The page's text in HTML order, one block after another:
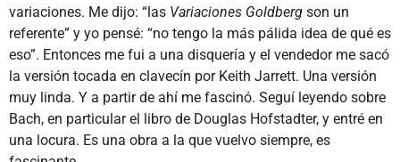
variaciones. Me dijo: “las Variaciones Goldberg son un
referente” y yo pensé: “no tengo la más pálida idea de qué es
eso”. Entonces me fui a una disquería y el vendedor me sacó
la versión tocada en clavecín por Keith Jarrett. Una versión
muy linda. Y a partir de ahí me fascinó. Seguí leyendo sobre
Bach, en particular el libro de Douglas Hofstadter, y entré en
una locura. Es una obra a la que vuelvo siempre, es